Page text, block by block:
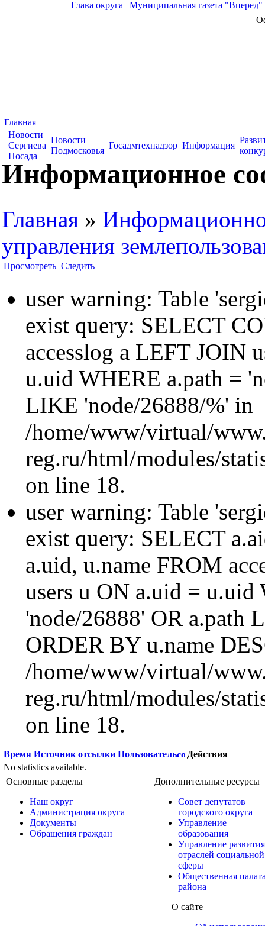
Глава округа Муниципальная газета "Вперед"
Главная
Новости
Сергиева
Посада
Новости
Подмосковья
Госадмтехнадзор Информация
Информационное
Главная »
управления
Просмотреть Следить
user warning: Table
exist query: SELECT
accesslog a LEFT JOIN
u.uid WHERE a.path =
LIKE 'node/26888/%' in
/home/www/virtual/
reg.ru/html/modules/
on line 18.
user warning: Table
exist query: SELECT
a.uid, u.name FROM
users u ON a.uid = u.uid
'node/26888' OR a.path
ORDER BY u.name
/home/www/virtual/
reg.ru/html/modules/
on line 18.
Время Источник отсылки Пользователь
Действия
No statistics available.
Основные разделы
Наш округ
Администрация округа
Документы
Обращения граждан
Дополнительные ресурсы
Совет депутатов
городского округа
Управление
образования
Управление развития
отраслей социальной
сферы
Общественная
района
О сайте